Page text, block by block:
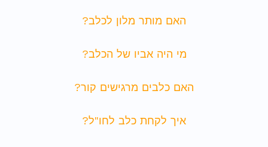
האם מותר מלון לכלב?
מי היה אביו של הכלב?
האם כלבים מרגישים קור?
איך לקחת כלב לחו"ל?